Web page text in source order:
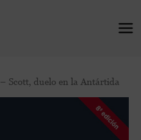
Scott, duelo en la Antártida